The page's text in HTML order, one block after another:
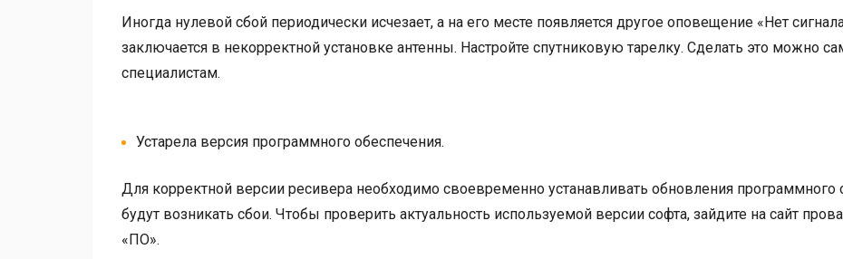
Иногда нулевой сбой периодически исчезает, а на его месте появляется другое оповещение «Нет
заключается в некорректной установке антенны. Настройте спутниковую тарелку. Сделать это можно
специалистам.
Устарела версия программного обеспечения.
Для корректной версии ресивера необходимо своевременно устанавливать обновления программного
будут возникать сбои. Чтобы проверить актуальность используемой версии софта, зайдите на сайт
«ПО».